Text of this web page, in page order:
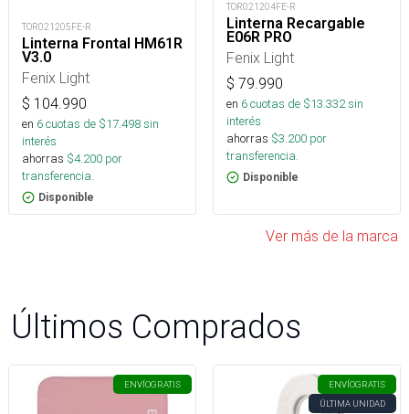
TOR021205FE-R
Linterna Frontal HM61R
V3.0
Fenix Light
$ 104.990
en 6cuotas de $17.498sin
interés
ahorras $4.200 por
transferencia.
Disponible
TOR021204FE-R
Linterna Recargable
E06R PRO
Fenix Light
$ 79.990
en 6cuotas de $13.332sin
interés
ahorras $3.200 por
transferencia.
Disponible
Ver más de la marca
Últimos Comprados
ENVÍOGRATIS ENVÍOGRATIS
ÚLTIMA UNIDAD